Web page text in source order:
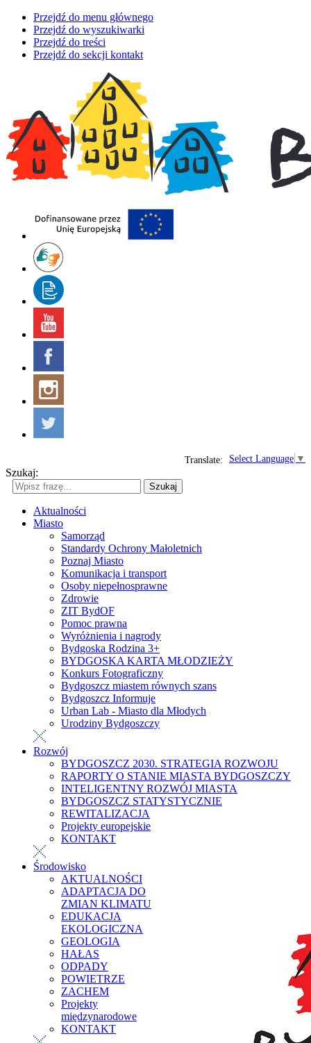
Przejdź do menu głównego
Przejdź do wyszukiwarki
Przejdź do treści
Przejdź do sekcji kontakt
Select Language ▼
Translate:
Szukaj:
Szukaj
Aktualności
Miasto
Samorząd
Standardy Ochrony Małoletnich
Poznaj Miasto
Komunikacja i transport
Osoby niepełnosprawne
Zdrowie
ZIT BydOF
Pomoc prawna
Wyróżnienia i nagrody
Bydgoska Rodzina 3+
BYDGOSKA KARTA MŁODZIEŻY
Konkurs Fotograficzny
Bydgoszcz miastem równych szans
Bydgoszcz Informuje
Urban Lab - Miasto dla Młodych
Urodziny Bydgoszczy
Rozwój
BYDGOSZCZ 2030. STRATEGIA ROZWOJU
RAPORTY O STANIE MIASTA BYDGOSZCZY
INTELIGENTNY ROZWÓJ MIASTA
BYDGOSZCZ STATYSTYCZNIE
REWITALIZACJA
Projekty europejskie
KONTAKT
Środowisko
AKTUALNOŚCI
ADAPTACJA DO
ZMIAN KLIMATU
EDUKACJA
EKOLOGICZNA
GEOLOGIA
HAŁAS
ODPADY
POWIETRZE
ZACHEM
Projekty
międzynarodowe
KONTAKT